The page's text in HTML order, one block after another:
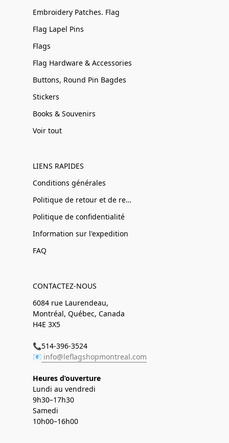
Embroidery Patches. Flag
Flag Lapel Pins
Flags
Flag Hardware & Accessories
Buttons, Round Pin Bagdes
Stickers
Books & Souvenirs
Voir tout
LIENS RAPIDES
Conditions générales
Politique de retour et de remboursement
Politique de confidentialité
Information sur l'expedition
FAQ
CONTACTEZ-NOUS
6084 rue Laurendeau,
Montréal, Québec, Canada
H4E 3X5
📞514-396-3524
📧 info@leflagshopmontreal.com
Heures d’ouverture
Lundi au vendredi
9h30–17h30
Samedi
10h00–16h00